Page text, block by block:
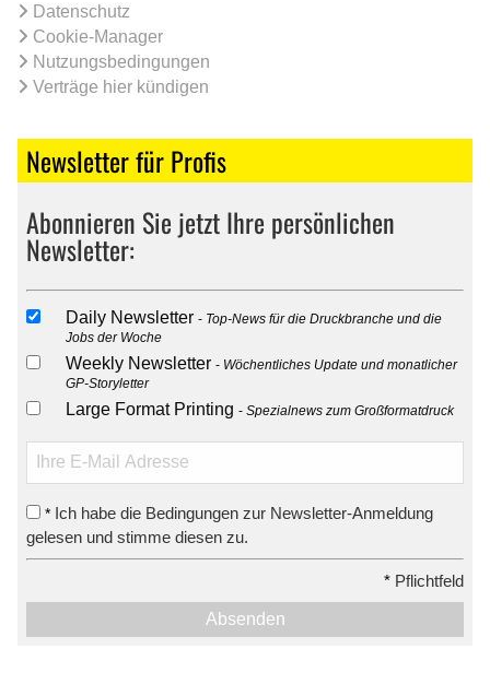
Datenschutz
Cookie-Manager
Nutzungsbedingungen
Verträge hier kündigen
Newsletter für Profis
Abonnieren Sie jetzt Ihre persönlichen
Newsletter:
Daily Newsletter
Top-News für die Druckbranche und die
Jobs der Woche
Weekly Newsletter
Wöchentliches Update und monatlicher
GP-Storyletter
Large Format Printing Spezialnews zum Großformatdruck
* Ich habe die Bedingungen zur Newsletter-Anmeldung
gelesen und stimme diesen zu.
* Pflichtfeld
Absenden